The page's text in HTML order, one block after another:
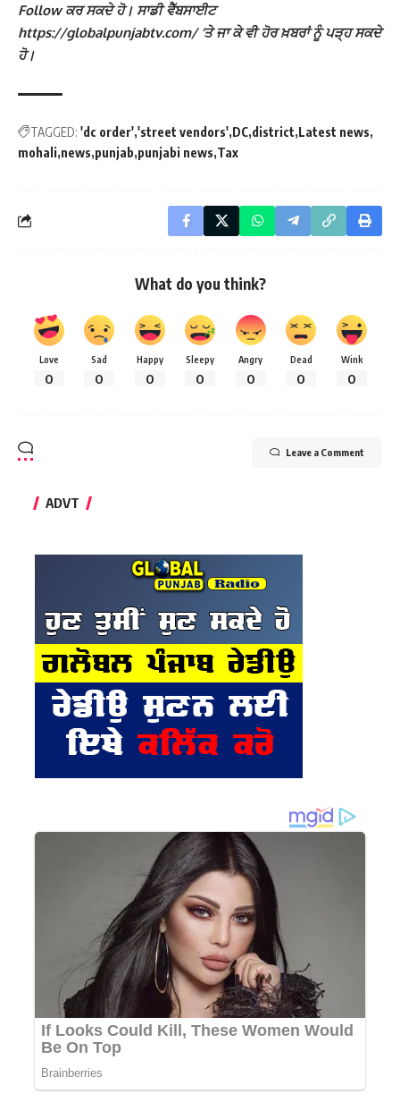
Follow ਕਰ ਸਕਦੇ ਹੋ। ਸਾਡੀ ਵੈੱਬਸਾਈਟ
https://globalpunjabtv.com/ ‘ਤੇ ਜਾ ਕੇ ਵੀ ਹੋਰ ਖ਼ਬਰਾਂ ਨੂੰ ਪੜ੍ਹ ਸਕਦੇ
ਹੋ।
TAGGED: 'dc order' 'street vendors' DC district Latest news
mohali news punjab punjabi news Tax
What do you think?
Love
0
Sad
0
Happy
0
Sleepy
0
Angry
0
Dead
0
Wink
0
Leave a Comment
ADVT